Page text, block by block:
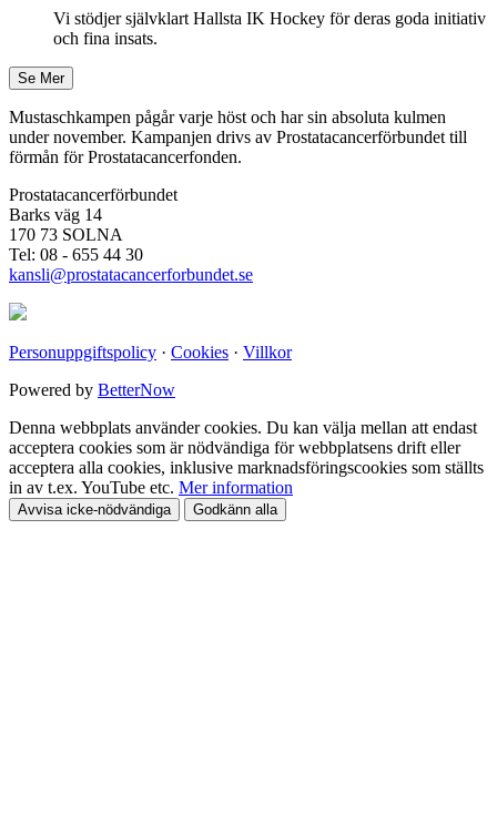
Vi stödjer självklart Hallsta IK Hockey för deras goda initiativ
och fina insats.
Mustaschkampen pågår varje höst och har sin absoluta kulmen
under november. Kampanjen drivs av Prostata­cancerförbundet till
förmån för Prostata­cancerfonden.
Prostatacancerförbundet
Barks väg 14
170 73 SOLNA
Tel: 08 - 655 44 30
kansli@prostatacancerforbundet.se
Personuppgiftspolicy · Cookies · Villkor
Powered by BetterNow
Denna webbplats använder cookies. Du kan välja mellan att endast
acceptera cookies som är nödvändiga för webbplatsens drift eller
acceptera alla cookies, inklusive marknadsföringscookies som ställts
in av t.ex. YouTube etc. Mer information
Avvisa icke-nödvändiga Godkänn alla